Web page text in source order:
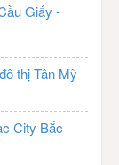
Giấy -
thị Tân Mỹ
City Bắc